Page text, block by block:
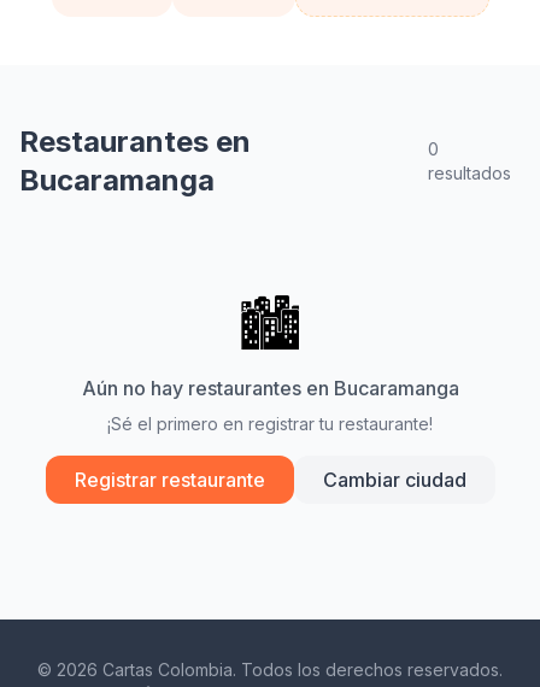
Restaurantes en
Bucaramanga
0
resultados
🏙️
Aún no hay restaurantes en Bucaramanga
¡Sé el primero en registrar tu restaurante!
Registrar restaurante Cambiar ciudad
© 2026 Cartas Colombia. Todos los derechos reservados.